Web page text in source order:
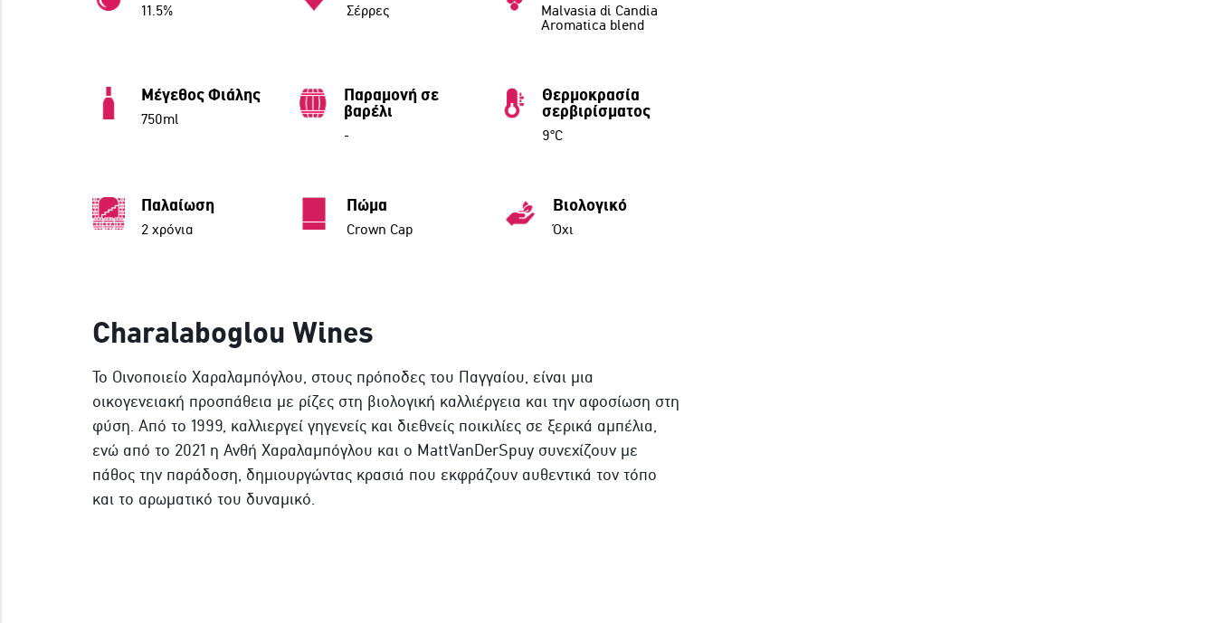
11.5% Σέρρες
Malvasia di Candia
Aromatica blend
Μέγεθος Φιάλης
750ml
Παραμονή σε
βαρέλι
-
Θερμοκρασία
σερβιρίσματος
9°C
Παλαίωση
2 χρόνια
Πώμα
Crown Cap
Βιολογικό
Όχι
Charalaboglou Wines
Το Οινοποιείο Χαραλαμπόγλου, στους πρόποδες του Παγγαίου, είναι μια
οικογενειακή προσπάθεια με ρίζες στη βιολογική καλλιέργεια και την αφοσίωση στη
φύση. Από το 1999, καλλιεργεί γηγενείς και διεθνείς ποικιλίες σε ξερικά αμπέλια,
ενώ από το 2021 η Ανθή Χαραλαμπόγλου και ο MattVanDerSpuy συνεχίζουν με
πάθος την παράδοση, δημιουργώντας κρασιά που εκφράζουν αυθεντικά τον τόπο
και το αρωματικό του δυναμικό.